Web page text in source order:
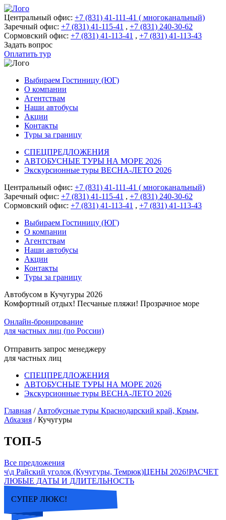
Центральный офис: +7 (831) 41-111-41 ( многоканальный)
Заречный офис: +7 (831) 41-115-41 , +7 (831) 240-30-62
Сормовский офис: +7 (831) 41-113-41 , +7 (831) 41-113-43
Задать вопрос
Оплатить тур
Выбираем Гостиницу (ЮГ)
О компании
Агентствам
Наши автобусы
Акции
Контакты
Туры за границу
СПЕЦПРЕДЛОЖЕНИЯ
АВТОБУСНЫЕ ТУРЫ НА МОРЕ 2026
Экскурсионные туры ВЕСНА-ЛЕТО 2026
Центральный офис: +7 (831) 41-111-41 ( многоканальный)
Заречный офис: +7 (831) 41-115-41 , +7 (831) 240-30-62
Сормовский офис: +7 (831) 41-113-41 , +7 (831) 41-113-43
Выбираем Гостиницу (ЮГ)
О компании
Агентствам
Наши автобусы
Акции
Контакты
Туры за границу
Автобусом в Кучугуры 2026
Комфортный отдых! Песчаные пляжи! Прозрачное море
Онлайн-бронирование
для частных лиц (по России)
Отправить запрос менеджеру
для частных лиц
СПЕЦПРЕДЛОЖЕНИЯ
АВТОБУСНЫЕ ТУРЫ НА МОРЕ 2026
Экскурсионные туры ВЕСНА-ЛЕТО 2026
Главная / Автобусные туры Краснодарский край, Крым,
Абхазия /Кучугуры
ТОП-5
Все предложения
ч\д Райский уголок (Кучугуры, Темрюк)ЦЕНЫ 2026!РАСЧЕТ
ЛЮБЫЕ ДАТЫ И ДЛИТЕЛЬНОСТЬ
СУПЕР ЛЮКС!